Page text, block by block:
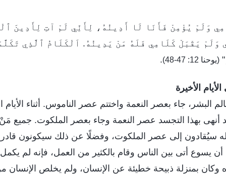
وَلَمْ يُؤْمِنْ فَأَنَا لَا أَدِينُهُ، لِأَنِّي لَمْ آتِ لِأَدِينَ
وَلَمْ يَقْبَلْ كَلَامِي فَلَهُ مَنْ يَدِينُهُ. اَلْكَلَامُ ٱلَّذِي
(يوحنا 12: 47-48) .
الأخيرة
البشر، جاء بعصر النعمة واختتم عصر الناموس. أثناء الأيام
بهذا التجسد عصر النعمة وجاء بعصر الملكوت. جميع
سيُقادون إلى عصر الملكوت، وفضلًا عن ذلك سيكونون
أن يسوع أتى بين الناس وقام بالكثير من العمل، فإنه لم
بمنزلة ذبيحة خطيئة عن الإنسان، ولم يخلص الإنسان